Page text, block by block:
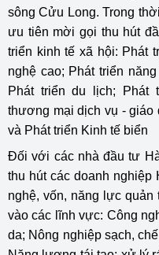
sông Cửu Long. Trong
ưu tiên mời gọi thu hút
triển kinh tế xã hội: Phát
nghệ cao; Phát triển
Phát triển du lịch; Phát
thương mại dịch vụ - giáo
và Phát triển Kinh tế biển
Đối với các nhà đầu tư
thu hút các doanh nghiệp
nghệ, vốn, năng lực
vào các lĩnh vực: Công
da; Nông nghiệp sạch,